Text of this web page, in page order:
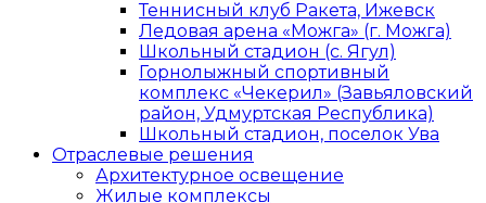
Теннисный клуб Ракета, Ижевск
Ледовая арена «Можга» (г. Можга)
Школьный стадион (с. Ягул)
Горнолыжный спортивный
комплекс «Чекерил» (Завьяловский
район, Удмуртская Республика)
Школьный стадион, поселок Ува
Отраслевые решения
Архитектурное освещение
Жилые комплексы